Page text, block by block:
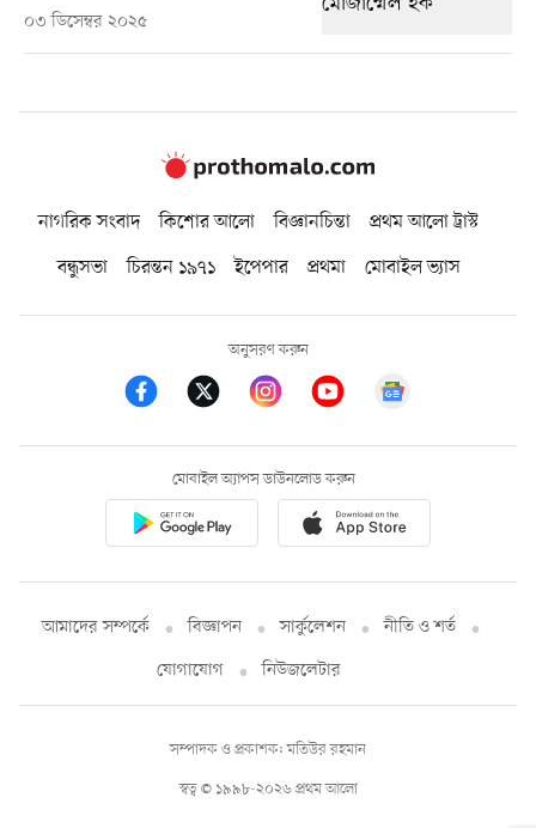
০৩ ডিসেম্বর ২০২৫
নাগরিক সংবাদ কিশোর আলো বিজ্ঞানচিন্তা
প্রথম আলো ট্রাস্ট
বন্ধুসভা
চিরন্তন ১৯৭১ ইপেপার প্রথমা মোবাইল ভ্যাস
অনুসরণ করুন
মোবাইল অ্যাপস ডাউনলোড করুন
আমাদের সম্পর্কে বিজ্ঞাপন সার্কুলেশন
নীতি ও শর্ত
যোগাযোগ
নিউজলেটার
স্বত্ব © ১৯৯৮-২০২৬ প্রথম আলো
সম্পাদক ও প্রকাশক: মতিউর রহমান